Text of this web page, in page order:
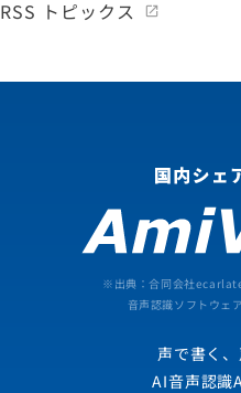
RSS トピックス
※出典：合同会社
音声認識ソフトウェ
声で書く、
AI音声認識